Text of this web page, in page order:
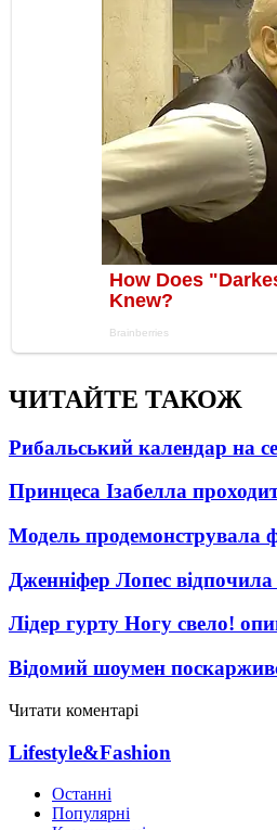
ЧИТАЙТЕ ТАКОЖ
Рибальський календар на
Принцеса Ізабелла
Модель продемонструвала
Дженніфер Лопес
Лідер гурту Ногу свело!
Відомий шоумен
Читати коментарі
Lifestyle&Fashion
Останні
Популярні